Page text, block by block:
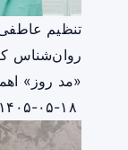
تنظیم
روان‌شناس
«مد روز»